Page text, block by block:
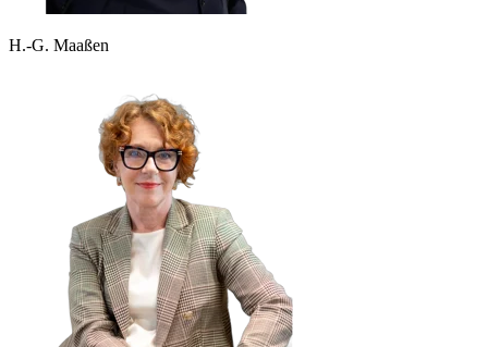
H.-G. Maaßen